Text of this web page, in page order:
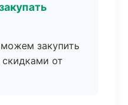
закупить
от